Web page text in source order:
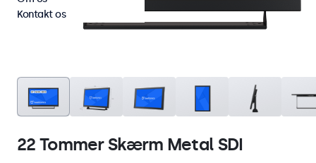
22 Tommer Skærm Metal SDI
Kontakt os